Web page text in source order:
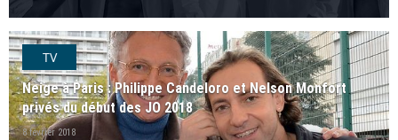
TV
Neige à Paris : Philippe Candeloro et Nelson Monfort
privés du début des JO 2018
8 février 2018